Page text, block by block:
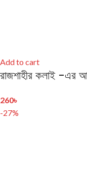
Add to cart
রাজশাহীর কলাই -
260৳
-27%